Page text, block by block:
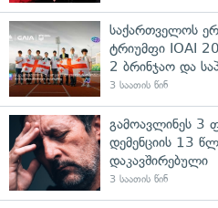
საქართველოს
ტრიუმფი IOAI
2 ბრინჯაო და
3 საათის წინ
გამოავლინეს 3
დემენციის 13
დაკავშირებული
3 საათის წინ